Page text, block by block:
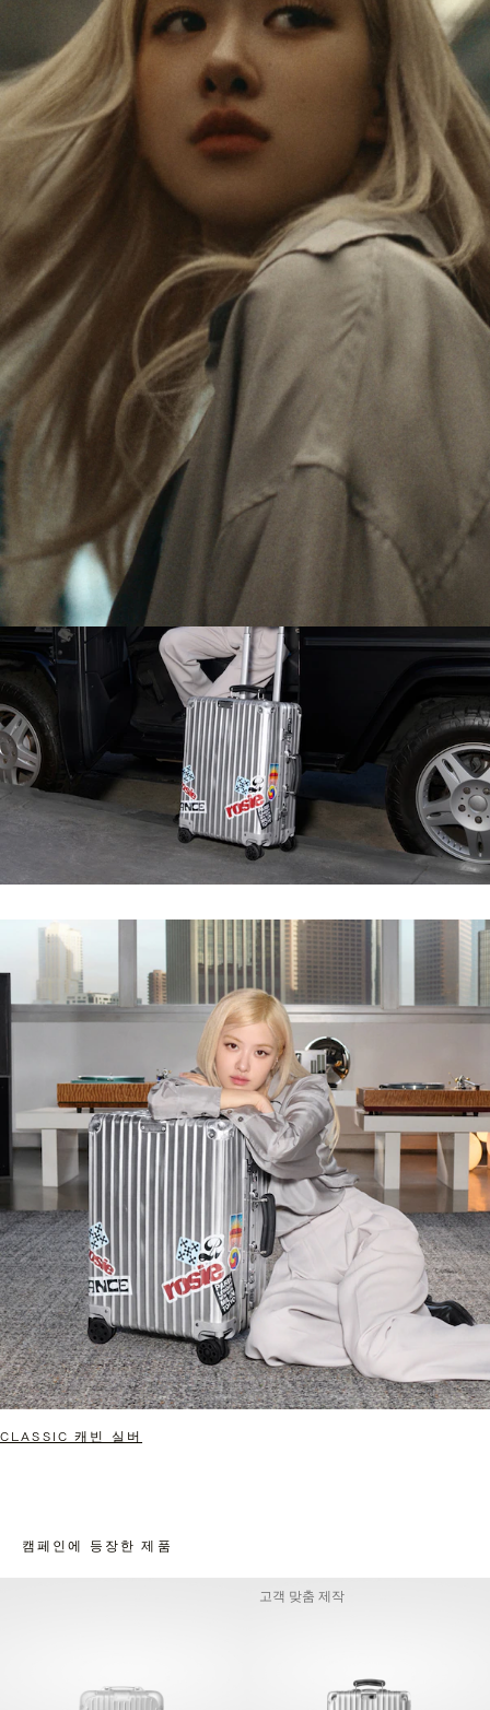
PAUSED,
PLEASE
PRESS
TO
PLAY
IS
MUTED,
PLEASE
PRESS
UNMUTE
로제는 끊임없이 세상을 탐험하며, 모든 여정마다
새로운 비전을 찾으며 스스로에게 끊임없이 영감을
줍니다. 새로운 여행지를 방문할 때마다 로제는 가
장 의미 있는 방식으로 세상과 자신을 발견해 나가
고 있습니다.
로제의 클래식 캐빈은 그녀가 수집한 모든 이야기
를 떠올리게 하고, 스티커 하나하나에는 그녀의 여
행을 상징하는 스크래치와 흠집이 담겨 있습니다.
CLASSIC 캐빈 실버
캠페인에 등장한 제품
고객 맞춤 제작